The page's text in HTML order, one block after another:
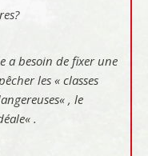
a besoin de fixer une
les « classes
« , le
« .